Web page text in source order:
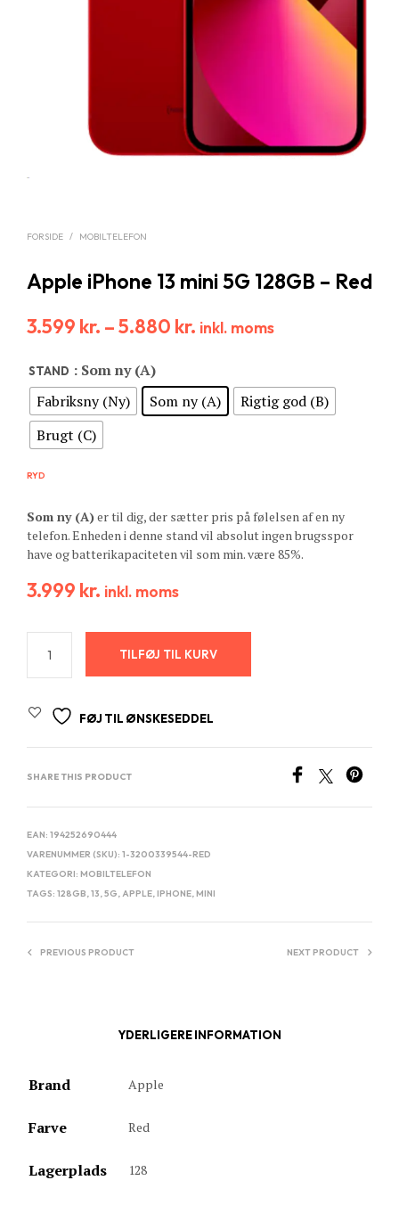
FORSIDE / MOBILTELEFON
Apple iPhone 13 mini 5G 128GB – Red
3.599 kr. –5.880 kr. inkl. moms
STAND : Som ny (A)
Fabriksny (Ny)
Som ny (A)
Rigtig god (B)
Brugt (C)
RYD
Som ny (A)er til dig, der sætter pris på følelsen af en ny
telefon. Enheden i denne stand vil absolut ingen brugsspor
have og batterikapaciteten vil som min. være 85%.
3.999 kr. inkl. moms
TILFØJ TIL KURV
FØJ TIL ØNSKESEDDEL
SHARE THIS PRODUCT
EAN: 194252690444
VARENUMMER (SKU): 1-3200339544-RED
KATEGORI: MOBILTELEFON
TAGS: 128GB,13,5G,APPLE,IPHONE,MINI
PREVIOUS PRODUCT NEXT PRODUCT
YDERLIGERE INFORMATION
Brand Apple
Farve Red
Lagerplads 128